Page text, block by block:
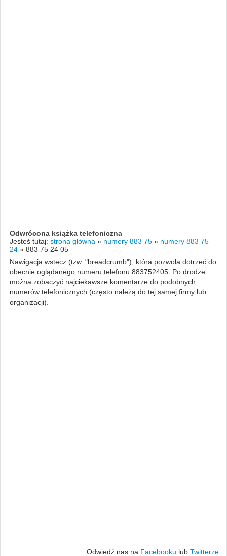
Odwrócona książka telefoniczna
Jesteś tutaj: strona główna » numery 883 75 » numery 883 75
24 » 883 75 24 05
Nawigacja wstecz (tzw. "breadcrumb"), która pozwola dotrzeć do
obecnie oglądanego numeru telefonu 883752405. Po drodze
można zobaczyć najciekawsze komentarze do podobnych
numerów telefonicznych (często należą do tej samej firmy lub
organizacji).
Odwiedź nas na Facebooku lub Twitterze